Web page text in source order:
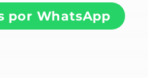
por WhatsApp